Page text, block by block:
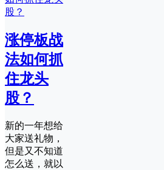
涨停板战
法如何抓
住龙头
股？
新的一年想给
大家送礼物，
但是又不知道
怎么送，就以